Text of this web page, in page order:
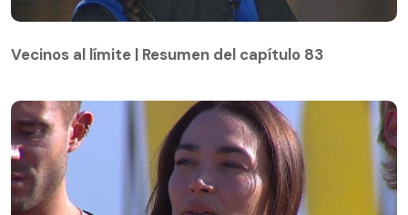
Vecinos al límite | Resumen del capítulo 83